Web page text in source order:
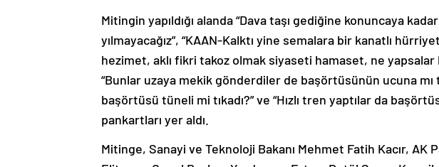
Mitingin yapıldığı alanda “Dava taşı gediğine konuncaya
yılmayacağız”, “KAAN-Kalktı yine semalara bir kanatlı
hezimet, aklı fikri takoz olmak siyaseti hamaset, ne
“Bunlar uzaya mekik gönderdiler de başörtüsünün ucuna mı
başörtüsü tüneli mi tıkadı?” ve “Hızlı tren yaptılar da
pankartları yer aldı.
Mitinge, Sanayi ve Teknoloji Bakanı Mehmet Fatih Kacır, AK